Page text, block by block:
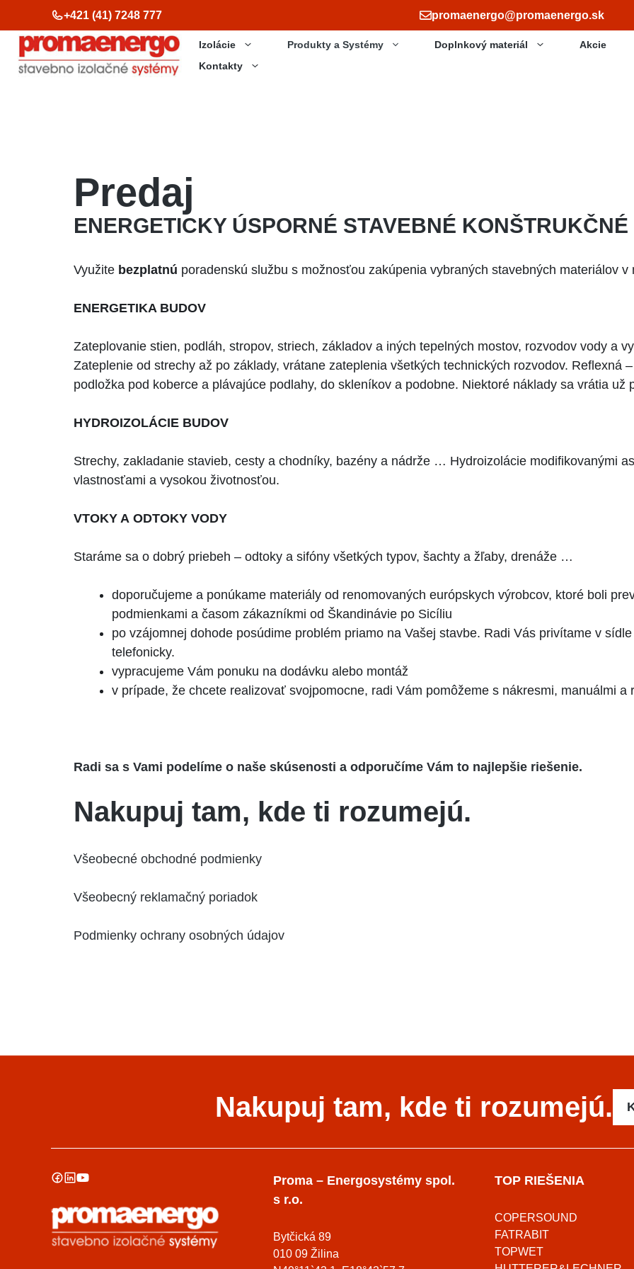
Preskočiť
na
obsah
+421 (41) 7248 777 promaenergo@promaenergo.sk
Izolácie Produkty a Systémy Doplnkový materiál Akcie
Kontakty
Predaj
ENERGETICKY ÚSPORNÉ STAVEBNÉ
Využite bezplatnú poradenskú službu s možnosťou zakúpenia vybraných stavebných materiálov v
ENERGETIKA BUDOV
Zateplovanie stien, podláh, stropov, striech, základov a iných tepelných mostov, rozvodov vody a
Zateplenie od strechy až po základy, vrátane zateplenia všetkých technických rozvodov. Reflexná
podložka pod koberce a plávajúce podlahy, do skleníkov a podobne. Niektoré náklady sa vrátia už
HYDROIZOLÁCIE BUDOV
Strechy, zakladanie stavieb, cesty a chodníky, bazény a nádrže … Hydroizolácie modifikovanými
vlastnosťami a vysokou životnosťou.
VTOKY A ODTOKY VODY
Staráme sa o dobrý priebeh – odtoky a sifóny všetkých typov, šachty a žľaby, drenáže …
doporučujeme a ponúkame materiály od renomovaných európskych výrobcov, ktoré boli
podmienkami a časom zákazníkmi od Škandinávie po Sicíliu
po vzájomnej dohode posúdime problém priamo na Vašej stavbe. Radi Vás privítame v
telefonicky.
vypracujeme Vám ponuku na dodávku alebo montáž
v prípade, že chcete realizovať svojpomocne, radi Vám pomôžeme s nákresmi, manuálmi a
Radi sa s Vami podelíme o naše skúsenosti a odporučíme Vám to najlepšie riešenie.
Nakupuj tam, kde ti rozumejú.
Všeobecné obchodné podmienky
Všeobecný reklamačný poriadok
Podmienky ochrany osobných údajov
Nakupuj tam, kde ti rozumejú.
Proma – Energosystémy spol.
s r.o.
Bytčická 89
010 09 Žilina
TOP RIEŠENIA
COPERSOUND
FATRABIT
TOPWET